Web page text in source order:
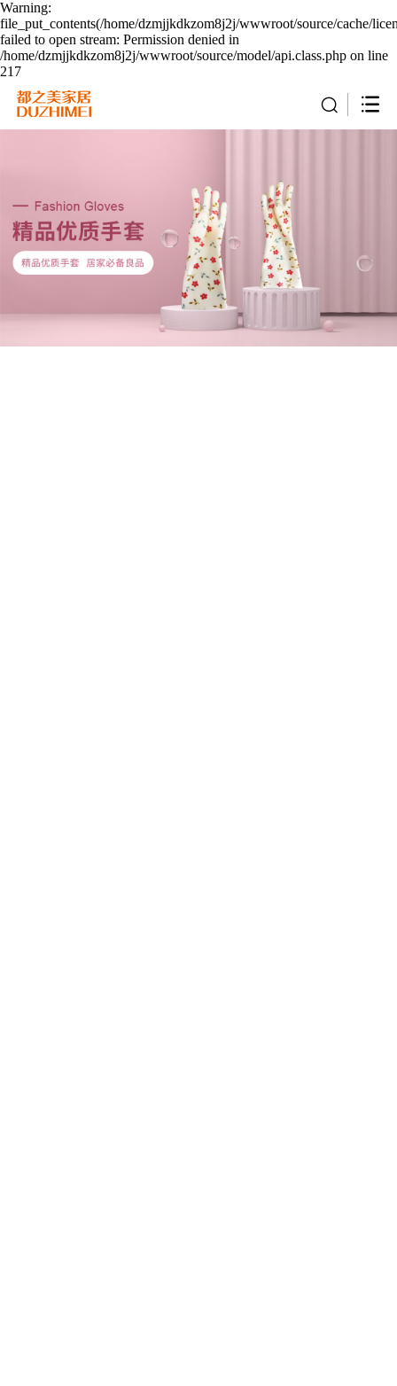
Warning:
file_put_contents(/home/dzmjjkdkzom8j2j/wwwroot/source/cache/
failed to open stream: Permission denied in
/home/dzmjjkdkzom8j2j/wwwroot/source/model/api.class.php on line
217